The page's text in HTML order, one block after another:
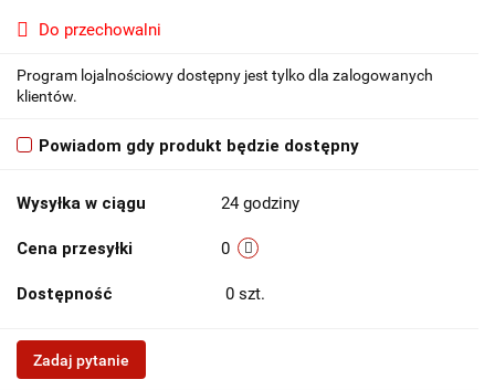
Do przechowalni
Program lojalnościowy dostępny jest tylko dla zalogowanych
klientów.
Powiadom gdy produkt będzie dostępny
Wysyłka w ciągu 24 godziny
Cena przesyłki 0
Dostępność 0 szt.
Zadaj pytanie